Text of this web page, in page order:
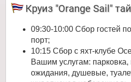
Круиз "Orange Sail"
09:30-10:00 Сбор гостей
порт;
10:15 Сбор с яхт-клубе
Вашим услугам:
ожидания, душевые,